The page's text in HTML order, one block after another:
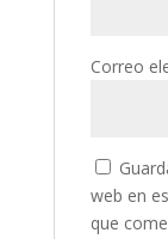
Correo
web en
que